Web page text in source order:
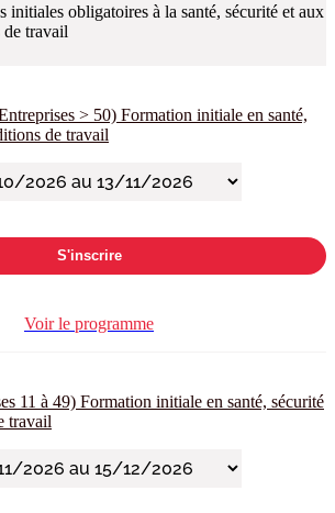
initiales obligatoires à la santé, sécurité et aux
travail
> 50) Formation initiale en santé,
de travail
S'inscrire
Voir le programme
11 à 49) Formation initiale en santé, sécurité
travail